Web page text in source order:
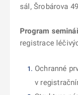
sál, Šrobárova
Program
registrace
Ochranné
v